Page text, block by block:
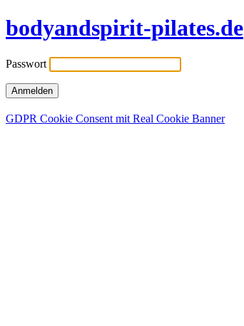
bodyandspirit-pilates.de
Passwort
GDPR Cookie Consent mit Real Cookie Banner